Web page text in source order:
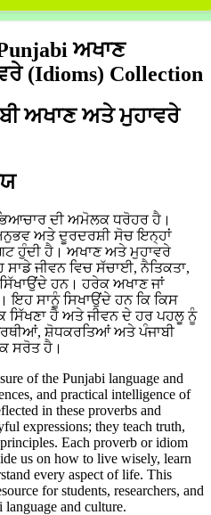
ਅਖਾਣ
(Idioms) Collection
ਅਖਾਣ ਅਤੇ ਮੁਹਾਵਰੇ
ਦੀ ਅਮੋਲਕ ਧਰੋਹਰ ਹੈ।
ਅਨੁਭਵ ਅਤੇ ਦੂਰਦਰਸ਼ੀ ਸੋਚ ਇਨ੍ਹਾਂ
ਹੁੰਦੀ ਹੈ। ਅਖਾਣ ਅਤੇ ਮੁਹਾਵਰੇ
ਜੀਵਨ ਵਿਚ ਸੱਚਾਈ, ਨੈਤਿਕਤਾ,
ਹਨ। ਹਰੇਕ ਅਖਾਣ ਜਾਂ
ਇਹ ਸਾਨੂੰ ਸਿਖਾਉਂਦੇ ਹਨ ਕਿ ਕਿਸ
ਸਿੱਖਣਾ ਹੈ ਅਤੇ ਜੀਵਨ ਦੇ ਹਰ ਪਹਲੂ ਨੂੰ
ਸ਼ੋਧਕਰਤਿਆਂ ਅਤੇ ਪੰਜਾਬੀ
ਸਰੋਤ ਹੈ।
of the Punjabi language and
and practical intelligence of
in these proverbs and
expressions; they teach truth,
Each proverb or idiom
us on how to live wisely, learn
every aspect of life. This
for students, researchers, and
language and culture.